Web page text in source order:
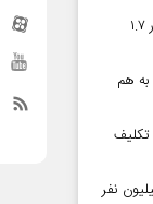
ثبت‌نام ۲.۵ میلیون زائر در سماح | عبور ۱.۷
هم
تکلیف
در ایران | بیش از ۱۰.۵ میلیون نفر